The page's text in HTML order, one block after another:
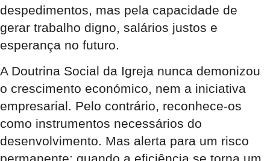
despedimentos, mas pela capacidade de
gerar trabalho digno, salários justos e
esperança no futuro.
A Doutrina Social da Igreja nunca demonizou
o crescimento económico, nem a iniciativa
empresarial. Pelo contrário, reconhece-os
como instrumentos necessários do
desenvolvimento. Mas alerta para um risco